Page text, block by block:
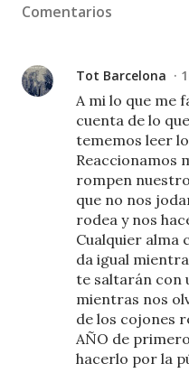
Comentarios
Tot Barcelona
A mi lo que me
cuenta de lo
tememos leer
Reaccionamos
rompen
que no nos
rodea y nos
Cualquier alma
da igual
te saltarán con
mientras nos
de los cojones
AÑO de
hacerlo por la